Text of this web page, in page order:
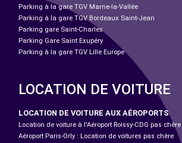
Parking à la gare TGV Marne-la-Vallée
Parking à la gare TGV Bordeaux Saint-Jean
Parking gare Saint-Charles
Parking Gare Saint Exupéry
Parking à la gare TGV Lille Europe
LOCATION DE VOITURE
LOCATION DE VOITURE AUX AÉROPORTS
Location de voiture à l'Aéroport Roissy-CDG pas chère
Aéroport Paris-Orly : Location de voitures pas chère